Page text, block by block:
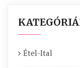
Étel-Ital